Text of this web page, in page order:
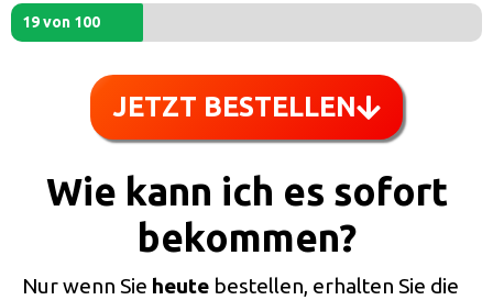
19 von 100
JETZT BESTELLEN
Wie kann ich es sofort
bekommen?
Nur wenn Sie heute bestellen, erhalten Sie die